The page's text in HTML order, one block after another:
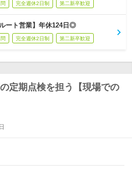
完全週休2日制 第二新卒歓迎
ート営業】年休124日◎
完全週休2日制 第二新卒歓迎
定期点検を担う【現場での